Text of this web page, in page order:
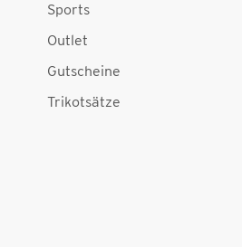
Sports
Outlet
Gutscheine
Trikotsätze